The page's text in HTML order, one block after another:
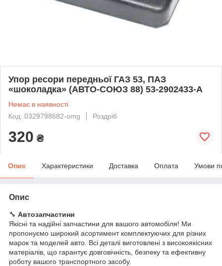
Упор ресори передньої ГАЗ 53, ПАЗ
«шоколадка» (АВТО-СОЮЗ 88) 53-2902433-А
Немає в наявності
Код: 0329798682-omg
Роздріб
320 ₴
Опис Характеристики Доставка Оплата Умови
Опис
🔧 Автозапчастини
Якісні та надійні запчастини для вашого автомобіля! Ми
пропонуємо широкий асортимент комплектуючих для різних
марок та моделей авто. Всі деталі виготовлені з високоякісних
матеріалів, що гарантує довговічність, безпеку та ефективну
роботу вашого транспортного засобу.